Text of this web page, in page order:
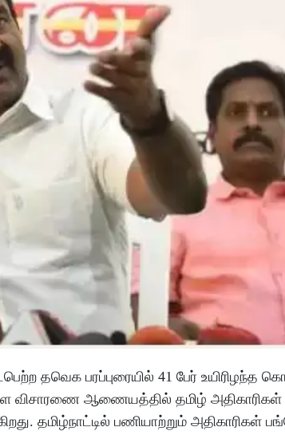
தவெக பரப்புரையில் 41 பேர் உயிரிழந்த
விசாரணை ஆணையத்தில் தமிழ் அதிகாரிகள்
தமிழ்நாட்டில் பணியாற்றும் அதிகாரிகள்